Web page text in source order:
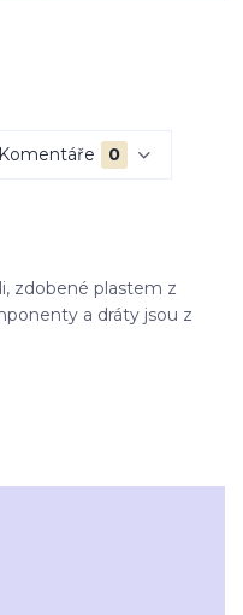
Komentáře 0
zdobené plastem z
a dráty jsou z